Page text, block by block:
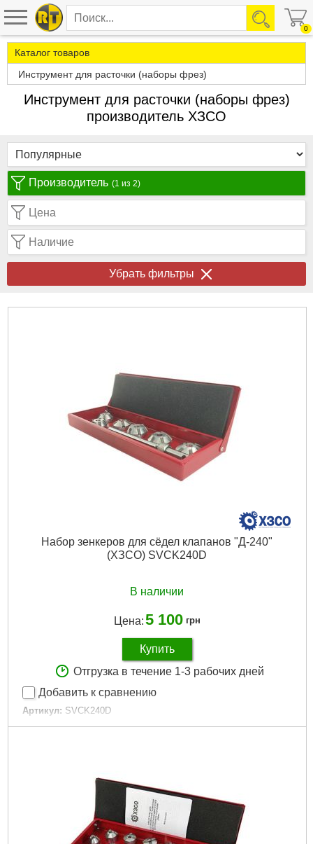
0
Каталог товаров
Инструмент для расточки (наборы фрез)
Инструмент для расточки (наборы фрез)
производитель ХЗСО
Производитель (1 из 2)
Цена
Наличие
Убрать фильтры
Набор зенкеров для сёдел клапанов "Д-240"
(ХЗСО) SVCK240D
В наличии
Цена:5 100 грн
Купить
Отгрузка в течение 1-3 рабочих дней
Добавить к сравнению
Артикул: SVCK240D
Код товара: 23.60.63
Габариты упаковки: 230x80x50 мм
2,400 г
Подробнее...